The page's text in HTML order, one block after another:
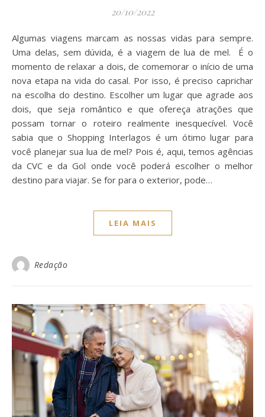
20/10/2022
Algumas viagens marcam as nossas vidas para sempre.
Uma delas, sem dúvida, é a viagem de lua de mel. É o
momento de relaxar a dois, de comemorar o início de uma
nova etapa na vida do casal. Por isso, é preciso caprichar
na escolha do destino. Escolher um lugar que agrade aos
dois, que seja romântico e que ofereça atrações que
possam tornar o roteiro realmente inesquecível. Você
sabia que o Shopping Interlagos é um ótimo lugar para
você planejar sua lua de mel? Pois é, aqui, temos agências
da CVC e da Gol onde você poderá escolher o melhor
destino para viajar. Se for para o exterior, pode…
LEIA MAIS
Redação